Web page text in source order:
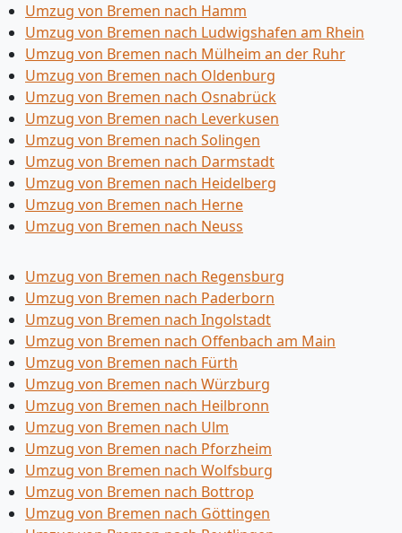
Umzug von Bremen nach Hamm
Umzug von Bremen nach Ludwigshafen am Rhein
Umzug von Bremen nach Mülheim an der Ruhr
Umzug von Bremen nach Oldenburg
Umzug von Bremen nach Osnabrück
Umzug von Bremen nach Leverkusen
Umzug von Bremen nach Solingen
Umzug von Bremen nach Darmstadt
Umzug von Bremen nach Heidelberg
Umzug von Bremen nach Herne
Umzug von Bremen nach Neuss
Umzug von Bremen nach Regensburg
Umzug von Bremen nach Paderborn
Umzug von Bremen nach Ingolstadt
Umzug von Bremen nach Offenbach am Main
Umzug von Bremen nach Fürth
Umzug von Bremen nach Würzburg
Umzug von Bremen nach Heilbronn
Umzug von Bremen nach Ulm
Umzug von Bremen nach Pforzheim
Umzug von Bremen nach Wolfsburg
Umzug von Bremen nach Bottrop
Umzug von Bremen nach Göttingen